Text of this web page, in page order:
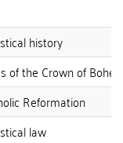
history
of the Crown of
Reformation
law